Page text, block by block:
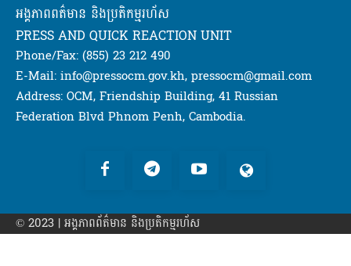
អង្គភាពពត៌មាន និងប្រតិកម្មរហ័ស
PRESS AND QUICK REACTION UNIT
Phone/Fax: (855) 23 212 490
E-Mail: info@pressocm.gov.kh, pressocm@gmail.com
Address: OCM, Friendship Building, 41 Russian
Federation Blvd Phnom Penh, Cambodia.
© 2023 | អង្គភាព​ព័ត៌មាន​ និងប្រតិកម្មរហ័ស